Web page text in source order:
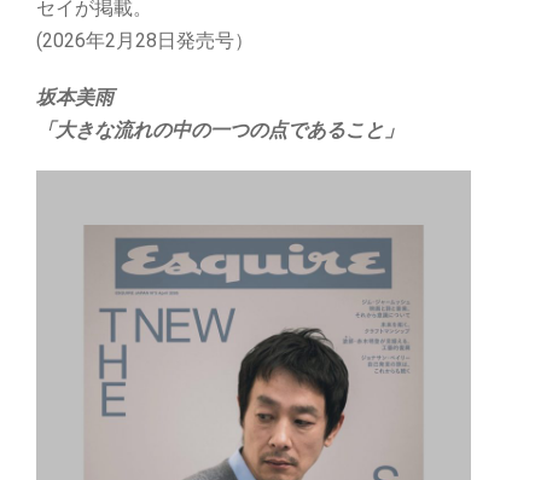
セイが掲載。
(2026年2月28日発売号）
坂本美雨
「大きな流れの中の一つの点であること」